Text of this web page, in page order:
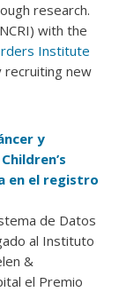
research.
with the
Institute
recruiting new
y
en el registro
de Datos
al Instituto
&
el Premio